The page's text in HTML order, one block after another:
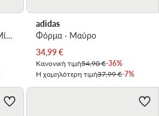
Σετ T-Shirt και σορτς · Ο Μίκυ και οι φίλοι του · Έγχρωμο
adidas
Φόρμα · Μαύρο
Τρέχουσα τιμή
34,99€
Κανονική τιμή54,90 €-36%
Η χαμηλότερη τιμή37,99 €-7%